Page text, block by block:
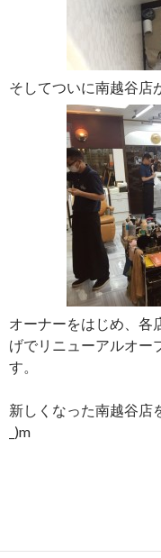
そしてついに南越谷店
オーナーをはじめ、各
げでリニューアルオー
す。
新しくなった南越谷店
_)m